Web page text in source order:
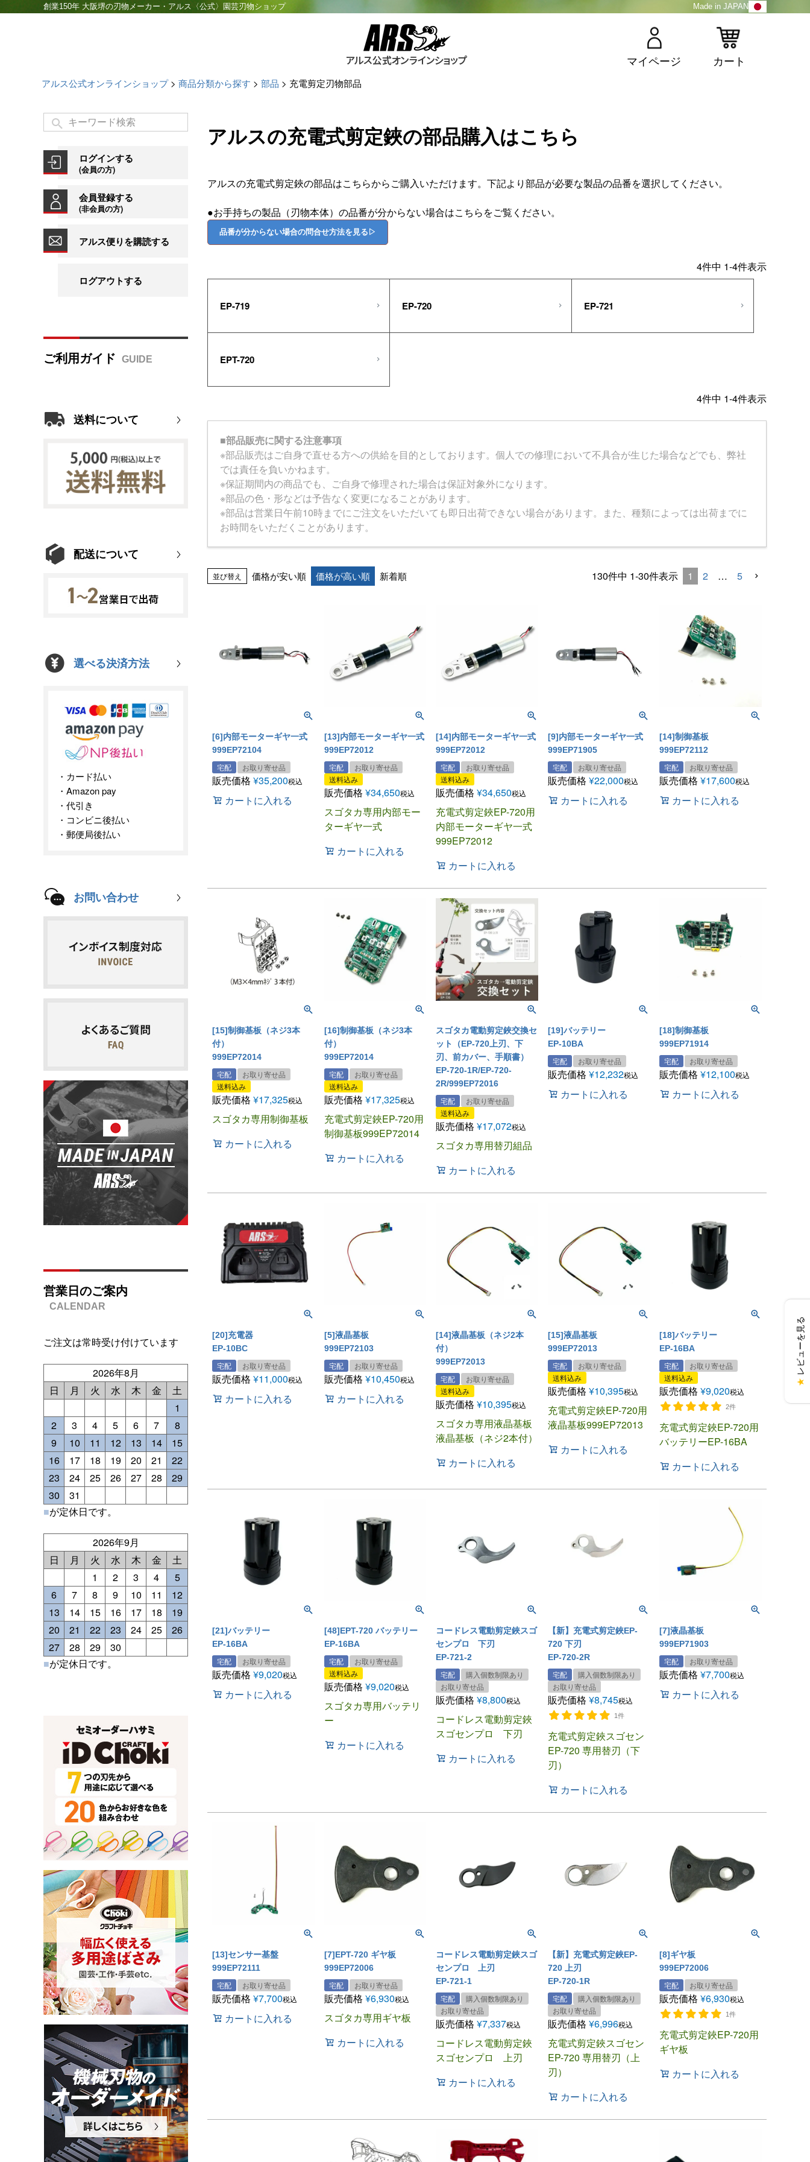
創業150年 大阪堺の刃物メーカー・アルス〈公式〉園芸刃物ショップ Made in JAPAN
マイページ カート
アルス公式オンラインショップ 商品分類から探す 部品 充電剪定刃物部品
ログインする
(会員の方)
会員登録する
(非会員の方)
アルス便りを購読する
ログアウトする
ご利用ガイド
送料について
配送について
選べる決済方法
カード払い
Amazon pay
代引き
コンビニ後払い
郵便局後払い
お問い合わせ
営業日のご案内
ご注文は常時受け付けています
2026年8月
日
月 火 水 木 金
土
1
2
3 4 5 6 7
8
9
10 11 12 13 14
15
16
17 18 19 20 21
22
23
24 25 26 27 28
29
30
31
■が定休日です。
2026年9月
日
月 火 水 木 金
土
1
2 3 4
5
6
7 8 9 10 11
12
13
14 15 16 17 18
19
20
21 22 23 24 25
26
27
28 29
30
■が定休日です。
アルスの充電式剪定鋏の部品購入はこちら
アルスの充電式剪定鋏の部品はこちらからご購入いただけます。下記より部品が必要な製品の品番を選択してください。
●お手持ちの製品（刃物本体）の品番が分からない場合はこちらをご覧ください。
品番が分からない場合の問合せ方法を見る▷
4件中 1-4件表示
EP-719 EP-720 EP-721
EPT-720
4件中 1-4件表示
■部品販売に関する注意事項
※部品販売はご自身で直せる方への供給を目的としております。個人での修理において不具合が生じた場合などでも、弊社
では責任を負いかねます。
※保証期間内の商品でも、ご自身で修理された場合は保証対象外になります。
※部品の色・形などは予告なく変更になることがあります。
※部品は営業日午前10時までにご注文をいただいても即日出荷できない場合があります。また、種類によっては出荷までに
お時間をいただくことがあります。
並び替え 価格が安い順 価格が高い順 新着順 130件中 1-30件表示 1 2 … 5
[6]内部モーターギヤ一式
999EP72104
宅配 お取り寄せ品
販売価格 ¥35,200税込
カートに入れる
[13]内部モーターギヤ一式
999EP72012
宅配
お取り寄せ品
送料込み
販売価格 ¥34,650税込
スゴタカ専用内部モー
ターギヤ一式
カートに入れる
[14]内部モーターギヤ一式
999EP72012
宅配
お取り寄せ品
送料込み
販売価格 ¥34,650税込
充電式剪定鋏EP-720用
内部モーターギヤ一式
999EP72012
カートに入れる
[9]内部モーターギヤ一式
999EP71905
宅配 お取り寄せ品
販売価格 ¥22,000税込
カートに入れる
[14]制御基板
999EP72112
宅配 お取り寄せ品
販売価格 ¥17,600税込
カートに入れる
[15]制御基板（ネジ3本
付）
999EP72014
宅配
お取り寄せ品
送料込み
販売価格 ¥17,325税込
スゴタカ専用制御基板
カートに入れる
[16]制御基板（ネジ3本
付）
999EP72014
宅配
お取り寄せ品
送料込み
販売価格 ¥17,325税込
充電式剪定鋏EP-720用
制御基板999EP72014
カートに入れる
スゴタカ電動剪定鋏交換セ
ット（EP-720上刃、下
刃、前カバー、手順書）
EP-720-1R/EP-720-
2R/999EP72016
宅配
お取り寄せ品
送料込み
販売価格 ¥17,072税込
スゴタカ専用替刃組品
カートに入れる
[19]バッテリー
EP-10BA
宅配 お取り寄せ品
販売価格 ¥12,232税込
カートに入れる
[18]制御基板
999EP71914
宅配 お取り寄せ品
販売価格 ¥12,100税込
カートに入れる
[20]充電器
EP-10BC
宅配 お取り寄せ品
販売価格 ¥11,000税込
カートに入れる
[5]液晶基板
999EP72103
宅配 お取り寄せ品
販売価格 ¥10,450税込
カートに入れる
[14]液晶基板（ネジ2本
付）
999EP72013
宅配
お取り寄せ品
送料込み
販売価格 ¥10,395税込
スゴタカ専用液晶基板
液晶基板（ネジ2本付）
カートに入れる
[15]液晶基板
999EP72013
宅配
お取り寄せ品
送料込み
販売価格 ¥10,395税込
充電式剪定鋏EP-720用
液晶基板999EP72013
カートに入れる
[18]バッテリー
EP-16BA
宅配
お取り寄せ品
送料込み
販売価格 ¥9,020税込
2件
充電式剪定鋏EP-720用
バッテリーEP-16BA
カートに入れる
[21]バッテリー
EP-16BA
宅配 お取り寄せ品
販売価格 ¥9,020税込
カートに入れる
[48]EPT-720 バッテリー
EP-16BA
宅配
お取り寄せ品
送料込み
販売価格 ¥9,020税込
スゴタカ専用バッテリ
ー
カートに入れる
コードレス電動剪定鋏スゴ
センプロ 下刃
EP-721-2
宅配
購入個数制限あり
お取り寄せ品
販売価格 ¥8,800税込
コードレス電動剪定鋏
スゴセンプロ 下刃
カートに入れる
【新】充電式剪定鋏EP-
720 下刃
EP-720-2R
宅配
購入個数制限あり
お取り寄せ品
販売価格 ¥8,745税込
1件
充電式剪定鋏スゴセン
EP-720 専用替刃（下
刃）
カートに入れる
[7]液晶基板
999EP71903
宅配 お取り寄せ品
販売価格 ¥7,700税込
カートに入れる
[13]センサー基盤
999EP72111
宅配 お取り寄せ品
販売価格 ¥7,700税込
カートに入れる
[7]EPT-720 ギヤ板
999EP72006
宅配 お取り寄せ品
販売価格 ¥6,930税込
スゴタカ専用ギヤ板
カートに入れる
コードレス電動剪定鋏スゴ
センプロ 上刃
EP-721-1
宅配
購入個数制限あり
お取り寄せ品
販売価格 ¥7,337税込
コードレス電動剪定鋏
スゴセンプロ 上刃
カートに入れる
【新】充電式剪定鋏EP-
720 上刃
EP-720-1R
宅配
購入個数制限あり
お取り寄せ品
販売価格 ¥6,996税込
充電式剪定鋏スゴセン
EP-720 専用替刃（上
刃）
カートに入れる
[8]ギヤ板
999EP72006
宅配 お取り寄せ品
販売価格 ¥6,930税込
1件
充電式剪定鋏EP-720用
ギヤ板
カートに入れる
★
レビューを見る